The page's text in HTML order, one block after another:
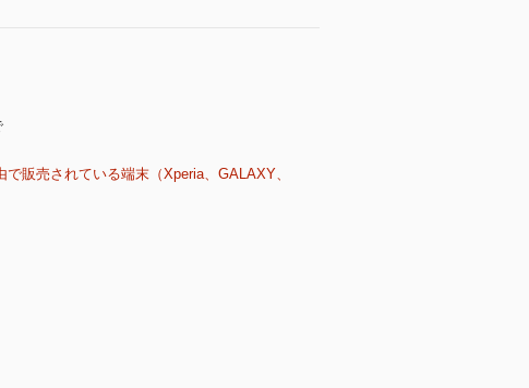
販売されている端末（Xperia、GALAXY、